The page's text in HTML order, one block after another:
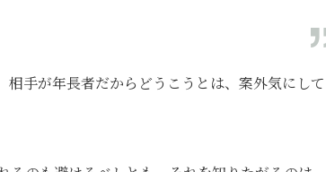
手が年長者だからどうこうとは、案外気にして